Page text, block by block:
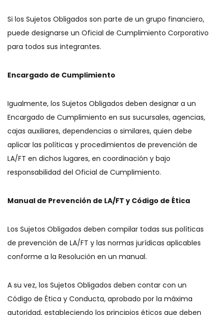
Si los Sujetos Obligados son parte de un grupo financiero,
puede designarse un Oficial de Cumplimiento Corporativo
para todos sus integrantes.
Encargado de Cumplimiento
Igualmente, los Sujetos Obligados deben designar a un
Encargado de Cumplimiento en sus sucursales, agencias,
cajas auxiliares, dependencias o similares, quien debe
aplicar las políticas y procedimientos de prevención de
LA/FT en dichos lugares, en coordinación y bajo
responsabilidad del Oficial de Cumplimiento.
Manual de Prevención de LA/FT y Código de Ética
Los Sujetos Obligados deben compilar todas sus políticas
de prevención de LA/FT y las normas jurídicas aplicables
conforme a la Resolución en un manual.
A su vez, los Sujetos Obligados deben contar con un
Código de Ética y Conducta, aprobado por la máxima
autoridad, estableciendo los principios éticos que deben